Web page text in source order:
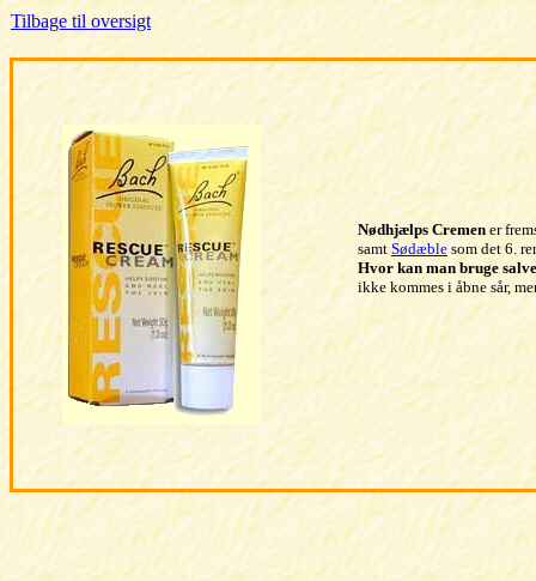
Tilbage til oversigt
Nødhjælps Cremener
samt Sødæble som det 6.
Hvor kan man bruge
ikke kommes i åbne sår,